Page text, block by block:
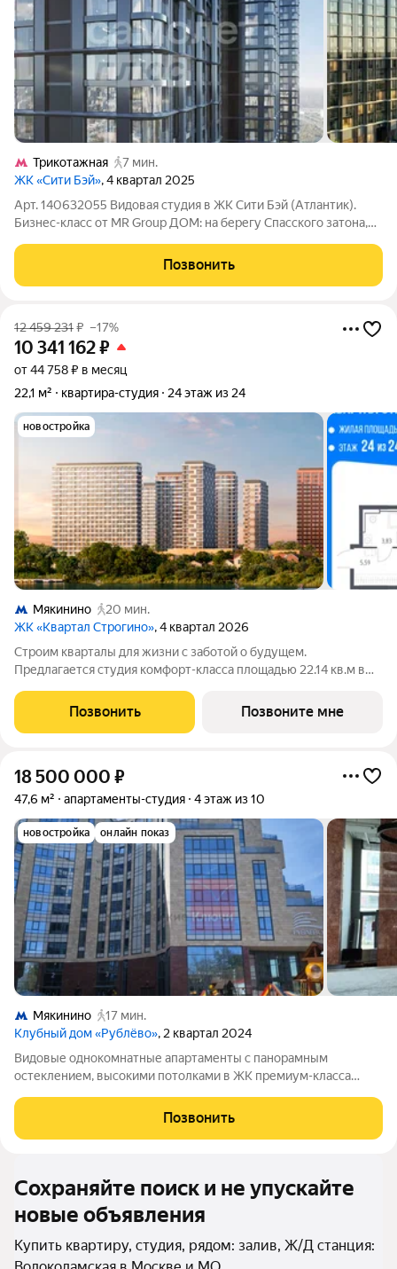
Трикотажная
7 мин.
ЖК «Сити Бэй», 4 квартал 2025
Арт. 140632055 Видовая студия в ЖК Сити Бэй (Атлантик).
Бизнес-класс от MR Group ДОМ: на берегу Спасского затона,
территории комплекса 5 кварталов Indian, Atlantic, North, Cliff,
Позвонить
12 459 231₽ –17%
10 341 162₽
от 44 758 ₽ в месяц
22,1 м²
квартира-студия 24 этаж из 24
новостройка
Мякинино
20 мин.
ЖК «Квартал Строгино», 4 квартал 2026
Строим кварталы для жизни с заботой о будущем.
Предлагается студия комфорт-класса площадью 22.14 кв.м в
комплексе "Квартал Строгино".В варианте без отделки мы
установили окна и входную дверь, завели
Позвонить Позвоните мне
18 500 000 ₽
47,6 м² апартаменты-студия 4 этаж из 10
новостройка онлайн показ
Мякинино
17 мин.
Клубный дом «Рублёво», 2 квартал 2024
Видовые однокомнатные апартаменты с панорамным
остеклением, высокими потолками в ЖК премиум-класса
уложен ламинат, завершен ремонт в санузле, осталось
установить потолки, межкомнатные двери,
Позвонить
Сохраняйте поиск и не упускайте
новые объявления
Купить квартиру, студия, рядом: залив, Ж/Д станция: